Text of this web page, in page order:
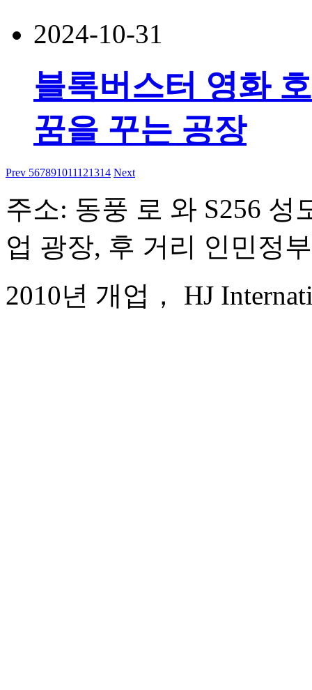
2024-10-31
블록버스터 영화
꿈을 꾸는 공장
Prev 567891011121314 Next
주소: 동풍 로 와 S256 성
업 광장, 후 거리 인민정부
2010년 개업， HJ